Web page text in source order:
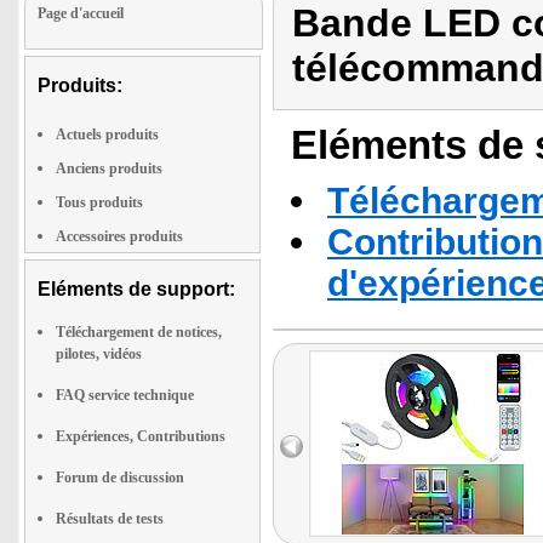
Page d'accueil
Produits:
Actuels produits
Anciens produits
Tous produits
Accessoires produits
Eléments de support:
Téléchargement de notices,
pilotes, vidéos
FAQ service technique
Expériences, Contributions
Forum de discussion
Résultats de tests
Bande LED
Eléments